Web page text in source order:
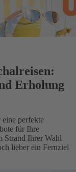
Erholung
perfekte
für Ihre
Strand Ihrer Wahl
lieber ein Fernziel